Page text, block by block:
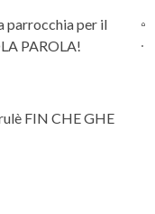
parrocchia per il
PAROLA!
FIN CHE GHE